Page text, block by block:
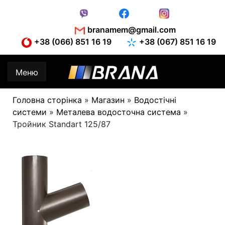
+38 (066) 851 16 19
+38 (067) 851 16 19
branamem@gmail.com
Меню
Головна сторінка » Магазин » Водостічні
системи » Металева водосточна система »
Тройник Standart 125/87